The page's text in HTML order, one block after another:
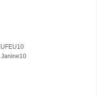
Janine10